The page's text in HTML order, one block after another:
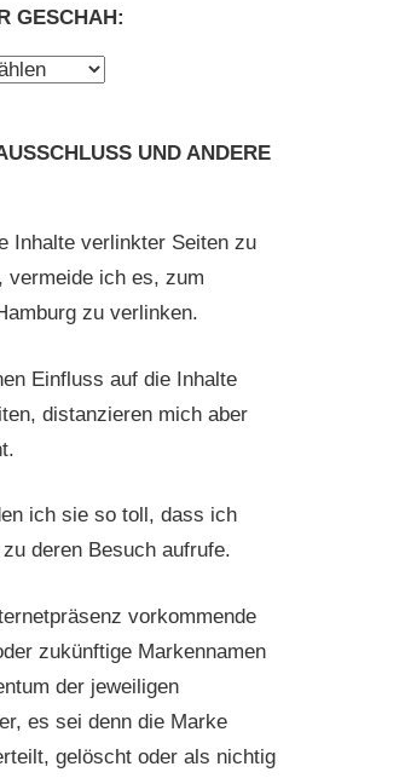
GESCHAH:
UND ANDERE
Inhalte verlinkter Seiten zu
vermeide ich es, zum
zu verlinken.
Einfluss auf die Inhalte
distanzieren mich aber
ich sie so toll, dass ich
deren Besuch aufrufe.
vorkommende
zukünftige Markennamen
der jeweiligen
es sei denn die Marke
gelöscht oder als nichtig